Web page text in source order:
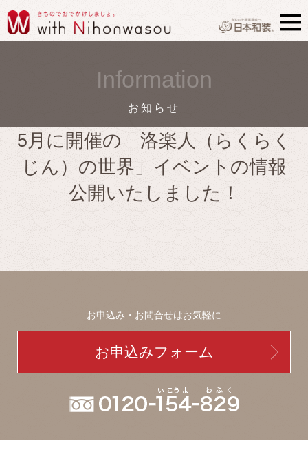
Information
お知らせ
5月に開催の「洛楽人（らくらく
じん）の世界」イベントの情報
公開いたしました！
お申込み・お問合せはお気軽に
お申込みフォーム